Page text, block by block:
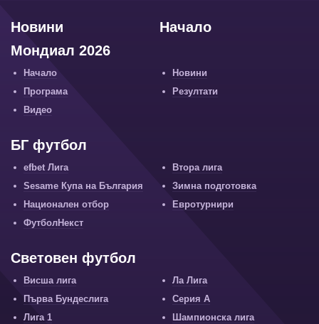
Начало
Новини
Мондиал 2026
Начало
Новини
Програма
Резултати
Видео
БГ футбол
efbet Лига
Втора лига
Sesame Купа на България
Зимна подготовка
Национален отбор
Евротурнири
ФутболНекст
Световен футбол
Висша лига
Ла Лига
Първа Бундеслига
Серия А
Лига 1
Шампионска лига